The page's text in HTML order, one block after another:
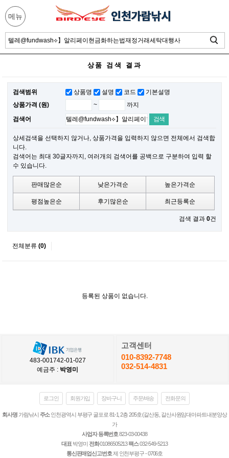
메뉴
상품 검색 결과
검색범위 상품명 설명 코드
기본설명
상품가격 (원)
~ 까지
검색어
상세검색을 선택하지 않거나, 상품가격을 입력하지 않으면 전체에서 검색합
니다.
검색어는 최대 30글자까지, 여러개의 검색어를 공백으로 구분하여 입력 할
수 있습니다.
판매많은순 낮은가격순 높은가격순
평점높은순 후기많은순 최근등록순
검색 결과 0건
전체분류(0)
등록된 상품이 없습니다.
483-001742-01-027
예금주 : 박영미
고객센터
010-8392-7748
032-514-4831
로그인 회원가입 장바구니 주문/배송 전화문의
회사명 가람낚시 주소인천광역시 부평구 굴포로 81-1, 2층 205호 (갈산동, 갈산사원임대아파트내분양상
가
사업자 등록번호823-03-00438
대표 박영미 전화01086505213팩스032-549-5213
통신판매업신고번호제 인천부평구 - 0706호